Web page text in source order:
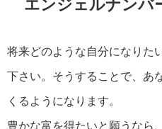
エンジェルナンバ
将来どのような自分になりた
下さい。そうすることで、あ
くるようになります。
豊かな富を得たいと願うなら